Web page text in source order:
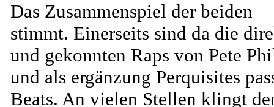
Das Zusammenspiel der beiden
stimmt. Einerseits sind da die
und gekonnten Raps von Pete
und als ergänzung Perquisites
Beats. An vielen Stellen klingt